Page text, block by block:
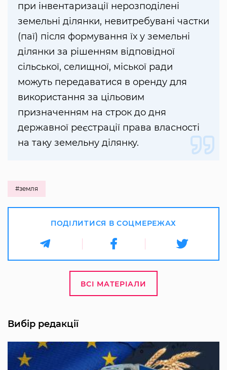
при інвентаризації нерозподілені
земельні ділянки, невитребувані частки
(паї) після формування їх у земельні
ділянки за рішенням відповідної
сільської, селищної, міської ради
можуть передаватися в оренду для
використання за цільовим
призначенням на строк до дня
державної реєстрації права власності
на таку земельну ділянку.
#земля
ПОДІЛИТИСЯ В СОЦМЕРЕЖАХ
ВСІ МАТЕРІАЛИ
Вибір редакції